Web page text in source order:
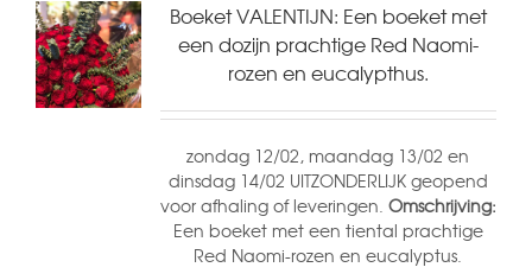
Boeket VALENTIJN: Een boeket met
een dozijn prachtige Red Naomi-
rozen en eucalypthus.
zondag 12/02, maandag 13/02 en
dinsdag 14/02 UITZONDERLIJK geopend
voor afhaling of leveringen. Omschrijving:
Een boeket met een tiental prachtige
Red Naomi-rozen en eucalyptus.